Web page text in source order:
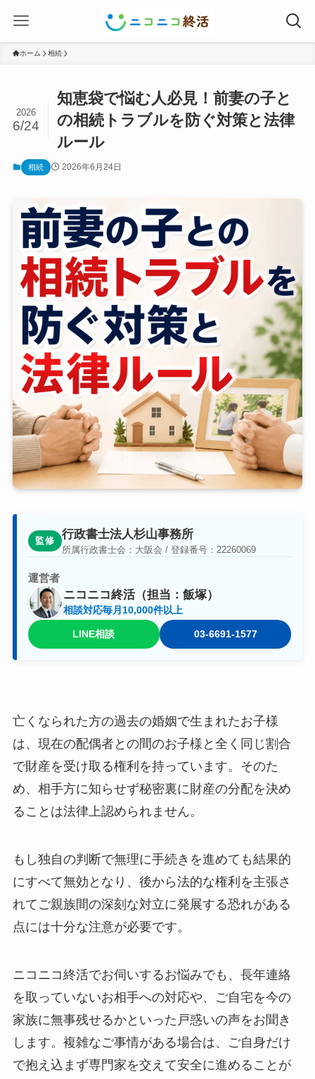
ホーム 相続
知恵袋で悩む人必見！前妻の子と
の相続トラブルを防ぐ対策と法律
ルール
2026
6/24
相続 2026年6月24日
監修 行政書士法人杉山事務所
所属行政書士会：大阪会 / 登録番号：22260069
運営者
ニコニコ終活（担当：飯塚）
相談対応毎月10,000件以上
LINE相談 03-6691-1577
亡くなられた方の過去の婚姻で生まれたお子様
は、現在の配偶者との間のお子様と全く同じ割合
で財産を受け取る権利を持っています。そのた
め、相手方に知らせず秘密裏に財産の分配を決め
ることは法律上認められません。
もし独自の判断で無理に手続きを進めても結果的
にすべて無効となり、後から法的な権利を主張さ
れてご親族間の深刻な対立に発展する恐れがある
点には十分な注意が必要です。
ニコニコ終活でお伺いするお悩みでも、長年連絡
を取っていないお相手への対応や、ご自宅を今の
家族に無事残せるかといった戸惑いの声をお聞き
します。複雑なご事情がある場合は、ご自身だけ
で抱え込まず専門家を交えて安全に進めることが